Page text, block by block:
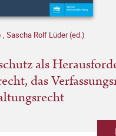
Sascha Rolf Lüder (ed.)
als
das